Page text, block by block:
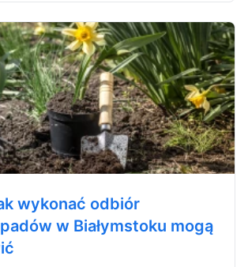
wykonać odbiór
w Białymstoku mogą